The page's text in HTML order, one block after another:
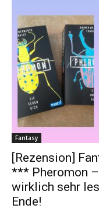
Fantasy
[Rezension]
*** Pheromon
wirklich sehr
Ende!